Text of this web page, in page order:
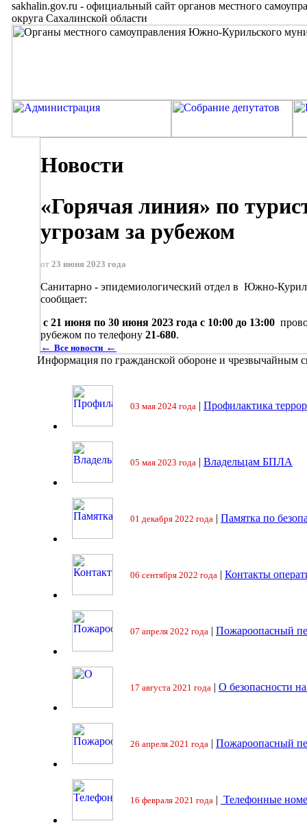
sakhalin.gov.ru - официальный сайт органов местного
округа Сахалинской области
Новости
«Горячая линия» по
угрозам за рубежом
от 23 июня 2023 года
Санитарно - эпидемиологический отдел в Южно-
сообщает:
с 21 июня по 30 июня 2023 года с 10:00 до 13:00
рубежом по телефону 21-680.
← Все новости ←
Информация по гражданской обороне и чрезвычайным
03 мая 2024 года | Профилактика
05 мая 2023 года | Владельцам БПЛА
01 декабря 2022 года | Памятка по
06 сентября 2022 года | Контакты
07 апреля 2022 года | Пожароопасный
17 августа 2021 года | О безопасности
26 апреля 2021 года | Пожароопасный
16 февраля 2021 года | Телефонные